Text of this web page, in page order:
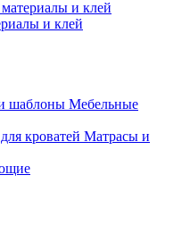
и клей
Мебельные
Матрасы и